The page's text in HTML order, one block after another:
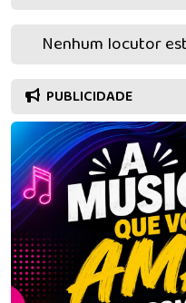
Nenhum locutor
PUBLICIDADE